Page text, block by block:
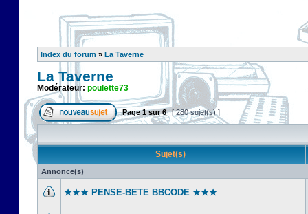
Index du forum » La Taverne
La Taverne
Modérateur: poulette73
Page1sur6 [ 280 sujet(s) ]
Sujet(s)
Annonce(s)
★★★ PENSE-BETE BBCODE ★★★